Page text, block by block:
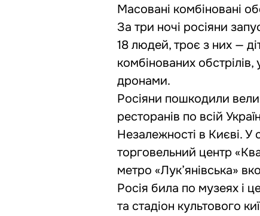
Масовані комбіновані
За три ночі росіяни
18 людей, троє з них —
комбінованих
дронами.
Росіяни пошкодили
ресторанів по всій
Незалежності в Києві. У
торговельний центр
метро «Лук’янівська»
Росія била по музеях і
та стадіон культового